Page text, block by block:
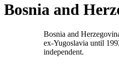
Bosnia and
Bosnia and
ex-Yugoslavia until
independent.